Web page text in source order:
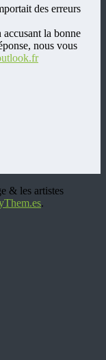
des erreurs
la bonne
nous vous
& les artistes
.